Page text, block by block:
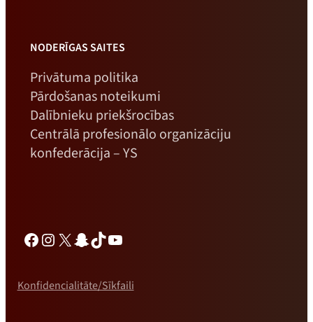
NODERĪGAS SAITES
Privātuma politika
Pārdošanas noteikumi
Dalībnieku priekšrocības
Centrālā profesionālo organizāciju
konfederācija – YS
Konfidencialitāte/Sīkfaili
Facebook
Instagram
X Snapchat
TikTokYouTube